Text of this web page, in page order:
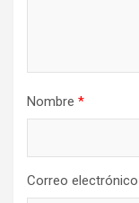
Nombre *
Correo electrónico